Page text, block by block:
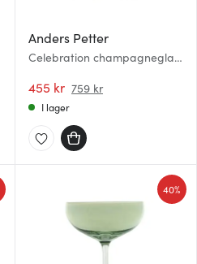
Anders Petter
Celebration champagneglas
455 kr 759 kr
I lager
40%